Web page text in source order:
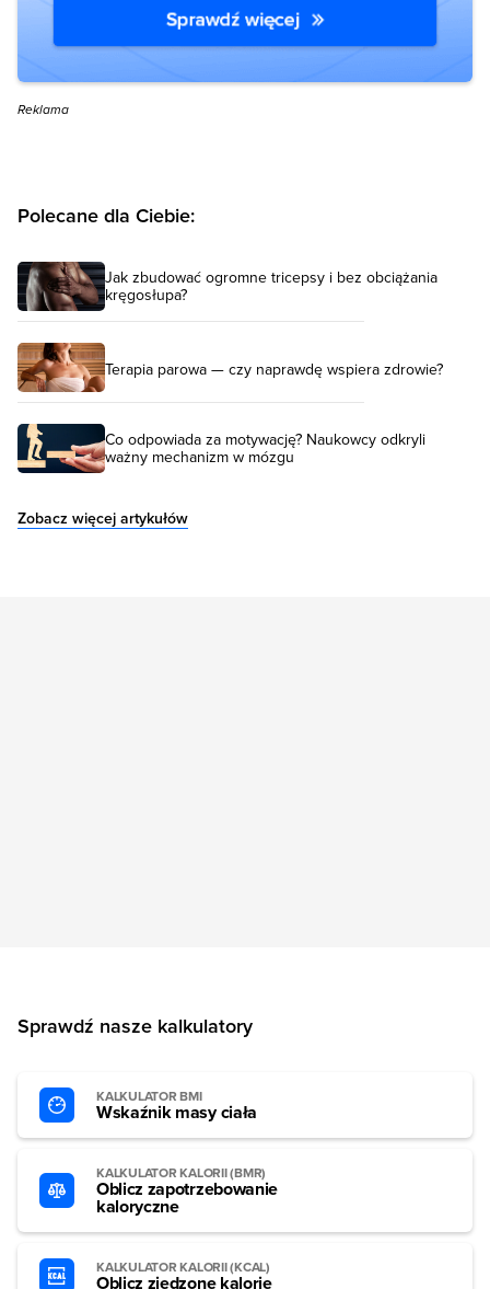
Reklama
Polecane dla Ciebie:
Jak zbudować ogromne tricepsy i bez obciążania
kręgosłupa?
Terapia parowa — czy naprawdę wspiera zdrowie?
Co odpowiada za motywację? Naukowcy odkryli
ważny mechanizm w mózgu
Zobacz więcej artykułów
Sprawdź nasze kalkulatory
KALKULATOR BMI
Wskaźnik masy ciała
KALKULATOR KALORII (BMR)
Oblicz zapotrzebowanie
kaloryczne
KALKULATOR KALORII (KCAL)
Oblicz zjedzone kalorie